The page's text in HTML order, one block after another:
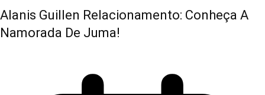
Alanis Guillen Relacionamento: Conheça A
Namorada De Juma!